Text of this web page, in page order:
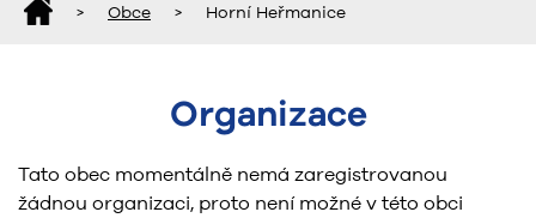
> Obce > Horní Heřmanice
Organizace
Tato obec momentálně nemá zaregistrovanou
žádnou organizaci, proto není možné v této obci